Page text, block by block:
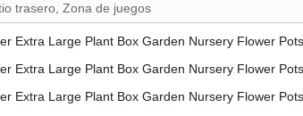
trasero, Zona de juegos